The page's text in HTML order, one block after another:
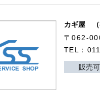
カギ屋 （
〒062-
TEL：
販売可